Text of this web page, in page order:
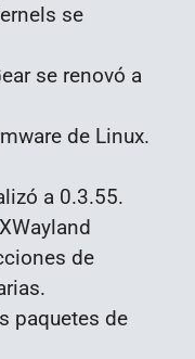
se
se renovó a
de Linux.
a 0.3.55.
de
paquetes de